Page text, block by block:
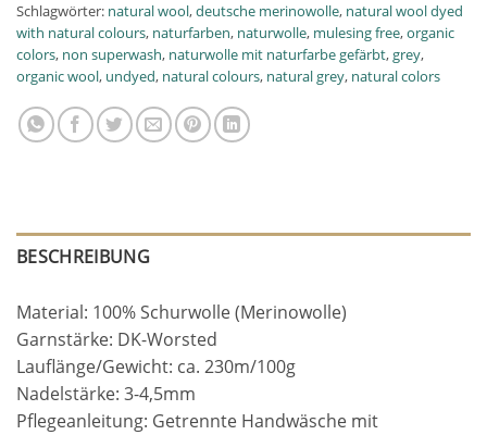
Schlagwörter: natural wool,deutsche merinowolle, natural wool dyed
with natural colours, naturfarben, naturwolle, mulesing free,organic
colors, non superwash, naturwolle mit naturfarbe gefärbt,grey,
organic wool, undyed, natural colours, natural grey, natural colors
BESCHREIBUNG
Material: 100% Schurwolle (Merinowolle)
Garnstärke: DK-Worsted
Lauflänge/Gewicht: ca. 230m/100g
Nadelstärke: 3-4,5mm
Pflegeanleitung: Getrennte Handwäsche mit